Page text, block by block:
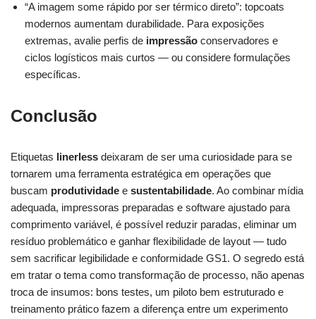
“A imagem some rápido por ser térmico direto”: topcoats
modernos aumentam durabilidade. Para exposições
extremas, avalie perfis de impressão conservadores e
ciclos logísticos mais curtos — ou considere formulações
específicas.
Conclusão
Etiquetas linerless deixaram de ser uma curiosidade para se
tornarem uma ferramenta estratégica em operações que
buscam produtividade e sustentabilidade. Ao combinar mídia
adequada, impressoras preparadas e software ajustado para
comprimento variável, é possível reduzir paradas, eliminar um
resíduo problemático e ganhar flexibilidade de layout — tudo
sem sacrificar legibilidade e conformidade GS1. O segredo está
em tratar o tema como transformação de processo, não apenas
troca de insumos: bons testes, um piloto bem estruturado e
treinamento prático fazem a diferença entre um experimento